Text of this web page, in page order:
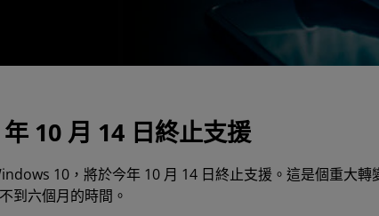
10 月 14 日終止支援
10，將於今年 10 月 14 日終止支援。這是個重大轉
到六個月的時間。